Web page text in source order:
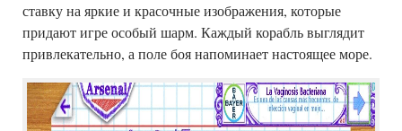
ставку на яркие и красочные изображения, которые
придают игре особый шарм. Каждый корабль выглядит
привлекательно, а поле боя напоминает настоящее море.